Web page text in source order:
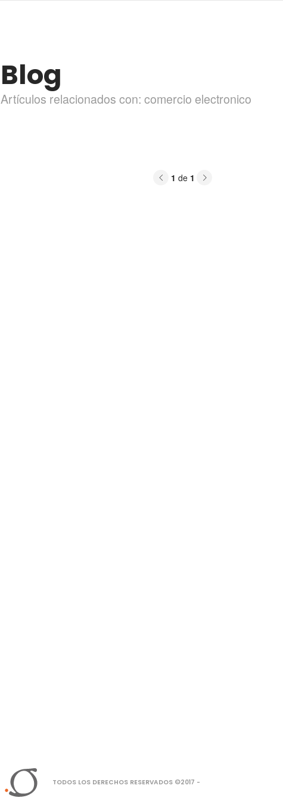
Blog
Artículos relacionados con: comercio electronico
Previous
1de 1
TODOS LOS DERECHOS RESERVADOS ©2017 -